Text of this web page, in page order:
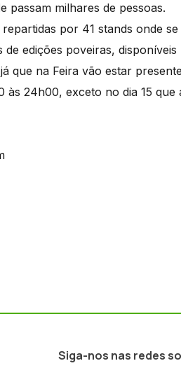
passam milhares de pessoas.
por 41 stands onde
edições poveiras,
que na Feira vão estar
às 24h00, exceto no dia 15
Siga-nos nas redes